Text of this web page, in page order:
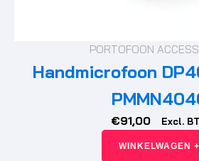
PORTOFOON
Handmicrofoon
€91,00 Excl.
WINKELWAGEN +